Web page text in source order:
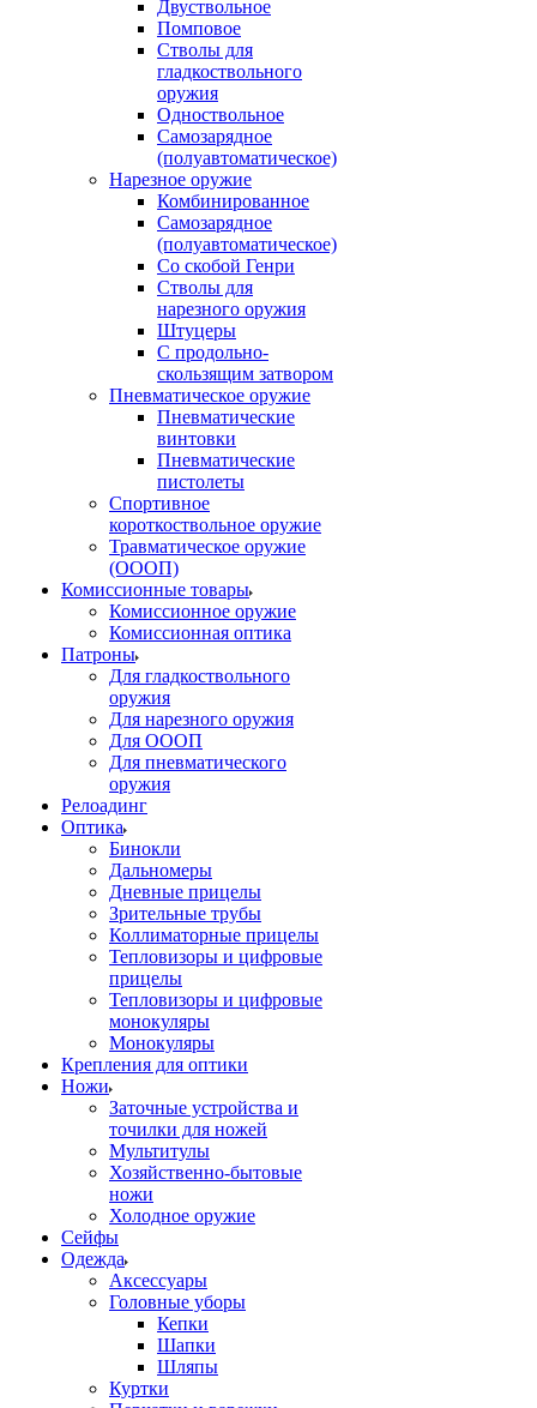
Двуствольное
Помповое
Стволы для
гладкоствольного
оружия
Одноствольное
Самозарядное
(полуавтоматическое)
Нарезное оружие
Комбинированное
Самозарядное
(полуавтоматическое)
Со скобой Генри
Стволы для
нарезного оружия
Штуцеры
С продольно-
скользящим затвором
Пневматическое оружие
Пневматические
винтовки
Пневматические
пистолеты
Спортивное
короткоствольное оружие
Травматическое оружие
(ОООП)
Комиссионные товары
Комиссионное оружие
Комиссионная оптика
Патроны
Для гладкоствольного
оружия
Для нарезного оружия
Для ОООП
Для пневматического
оружия
Релоадинг
Оптика
Бинокли
Дальномеры
Дневные прицелы
Зрительные трубы
Коллиматорные прицелы
Тепловизоры и цифровые
прицелы
Тепловизоры и цифровые
монокуляры
Монокуляры
Крепления для оптики
Ножи
Заточные устройства и
точилки для ножей
Мультитулы
Хозяйственно-бытовые
ножи
Холодное оружие
Сейфы
Одежда
Аксессуары
Головные уборы
Кепки
Шапки
Шляпы
Куртки